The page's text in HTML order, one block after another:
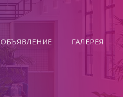
ОБЪЯВЛЕНИЕ ГАЛЕРЕЯ